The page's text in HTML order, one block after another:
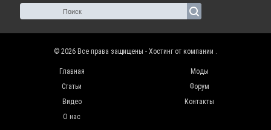
© 2026 Все права защищены - Хостинг от компании .
Главная
Моды
Статьи
Форум
Видео
Контакты
О нас